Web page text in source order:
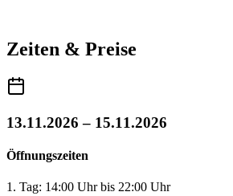
Zeiten & Preise
13.11.2026 – 15.11.2026
Öffnungszeiten
1. Tag: 14:00 Uhr bis 22:00 Uhr